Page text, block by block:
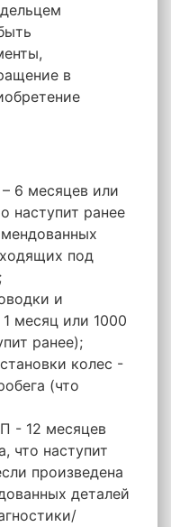
в
6 месяцев или
наступит ранее
под
и
месяц или 1000
ранее);
колес -
(что
- 12 месяцев
что наступит
произведена
деталей